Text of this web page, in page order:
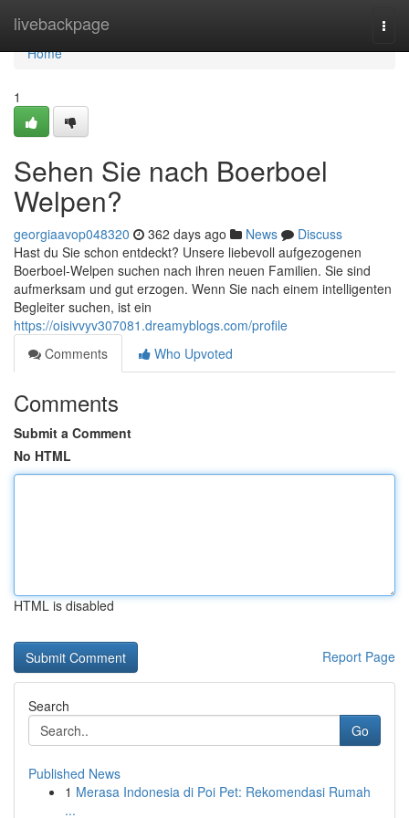
livebackpage
Home
Home
1
Sehen Sie nach Boerboel
Welpen?
georgiaavop048320 362 days ago News
Discuss
Hast du Sie schon entdeckt? Unsere liebevoll aufgezogenen
Boerboel-Welpen suchen nach ihren neuen Familien. Sie sind
aufmerksam und gut erzogen. Wenn Sie nach einem intelligenten
Begleiter suchen, ist ein
https://oisivvyv307081.dreamyblogs.com/profile
Comments
Who Upvoted
Comments
Submit a Comment
No HTML
HTML is disabled
Report Page
Search
Go
Published News
1 Merasa Indonesia di Poi Pet: Rekomendasi Rumah
...